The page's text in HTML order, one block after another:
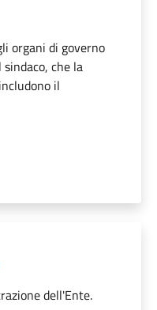
organi di governo
che la
il
dell'Ente.